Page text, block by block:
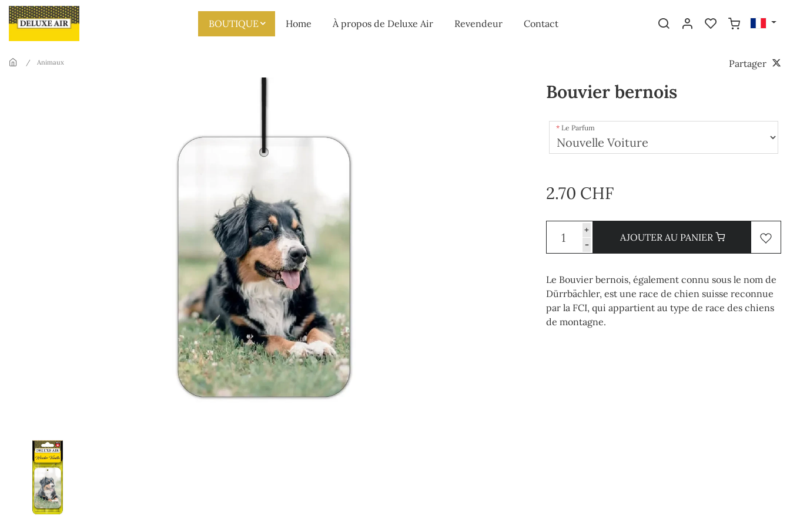
Skip to main content
BOUTIQUE
Home À propos de Deluxe Air Revendeur Contact
Partager
Animaux
Bouvier bernois
Le Parfum
2.70 CHF
+
-
AJOUTER AU PANIER
Le Bouvier bernois, également connu sous le nom de
Dürrbächler, est une race de chien suisse reconnue
par la FCI, qui appartient au type de race des chiens
de montagne.